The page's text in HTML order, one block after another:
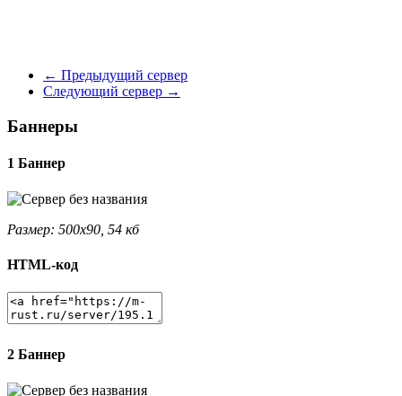
← Предыдущий сервер
Следующий сервер →
Баннеры
1 Баннер
Размер: 500x90, 54 кб
HTML-код
2 Баннер